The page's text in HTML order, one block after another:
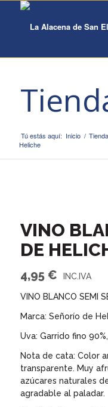
Tú estás aquí: Inicio / Tienda
Heliche
VINO
DE
4,95 €
VINO BLANCO SEMI
Marca: Señorío de
Uva: Garrido fino
Nota de cata: Color
transparente. Muy
azúcares naturales
agradable al paladar.